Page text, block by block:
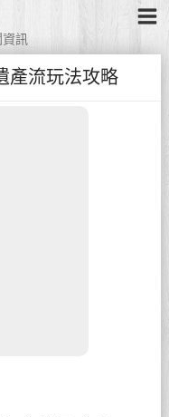
資訊
產流玩法攻略